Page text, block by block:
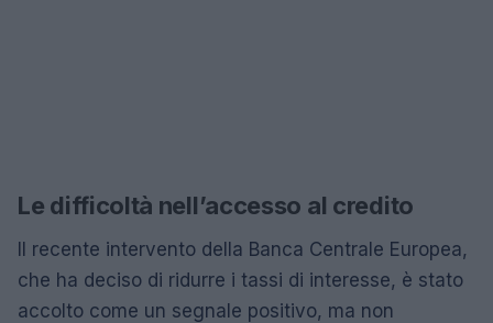
Le difficoltà nell’accesso al credito
Il recente intervento della Banca Centrale Europea,
che ha deciso di ridurre i tassi di interesse, è stato
accolto come un segnale positivo, ma non